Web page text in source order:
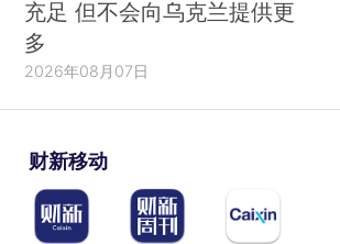
充足 但不会向乌克兰提供更
多
2026年08月07日
财新移动